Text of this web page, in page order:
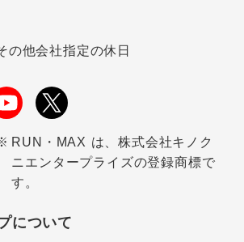
の他会社指定の休日
RUN・MAX は、株式会社キノク
ニエンタープライズの登録商標で
す。
について